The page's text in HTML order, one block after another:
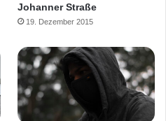
Johanner Straße
19. Dezember 2015